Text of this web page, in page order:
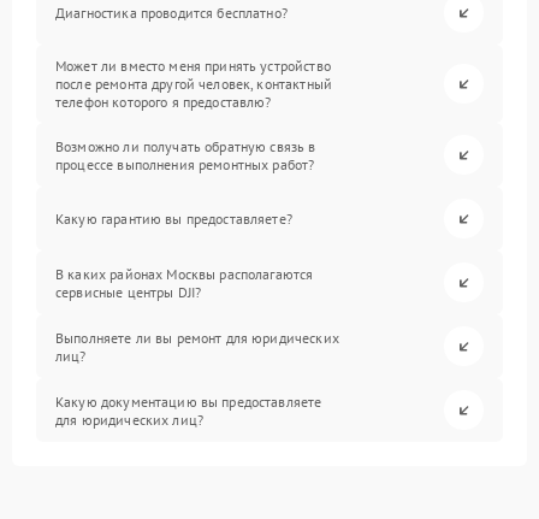
Диагностика проводится бесплатно?
Может ли вместо меня принять устройство
после ремонта другой человек, контактный
телефон которого я предоставлю?
Возможно ли получать обратную связь в
процессе выполнения ремонтных работ?
Какую гарантию вы предоставляете?
В каких районах Москвы располагаются
сервисные центры DJI?
Выполняете ли вы ремонт для юридических
лиц?
Какую документацию вы предоставляете
для юридических лиц?